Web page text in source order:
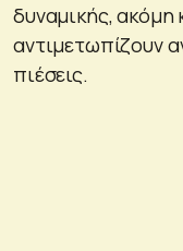
δυναμικής, ακόμη
αντιμετωπίζουν
πιέσεις.